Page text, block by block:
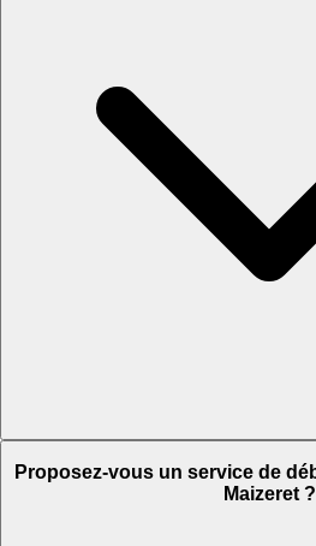
Proposez-vous un service de
Maizeret ?